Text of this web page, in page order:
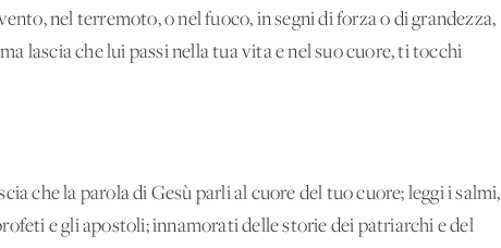
nel terremoto, o nel fuoco, in segni di forza o di grandezza,
lascia che lui passi nella tua vita e nel suo cuore, ti tocchi
che la parola di Gesù parli al cuore del tuo cuore; leggi i salmi,
e gli apostoli; innamorati delle storie dei patriarchi e del